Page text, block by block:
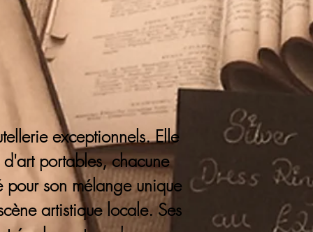
exceptionnels. Elle
portables, chacune
pour son mélange unique
artistique locale. Ses